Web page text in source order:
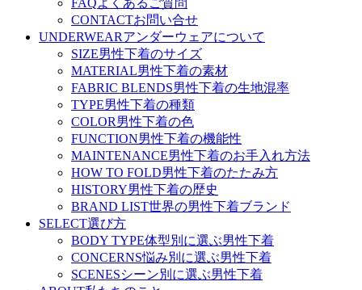
FAQよくあるご質問
CONTACTお問い合せ
UNDERWEARアンダーウェアについて
SIZE男性下着のサイズ
MATERIAL男性下着の素材
FABRIC BLENDS男性下着の生地混率
TYPE男性下着の種類
COLOR男性下着の色
FUNCTION男性下着の機能性
MAINTENANCE男性下着のお手入れ方法
HOW TO FOLD男性下着のたたみ方
HISTORY男性下着の歴史
BRAND LIST世界の男性下着ブランド
SELECT選び方
BODY TYPE体型別に選ぶ男性下着
CONCERNS悩み別に選ぶ男性下着
SCENESシーン別に選ぶ男性下着